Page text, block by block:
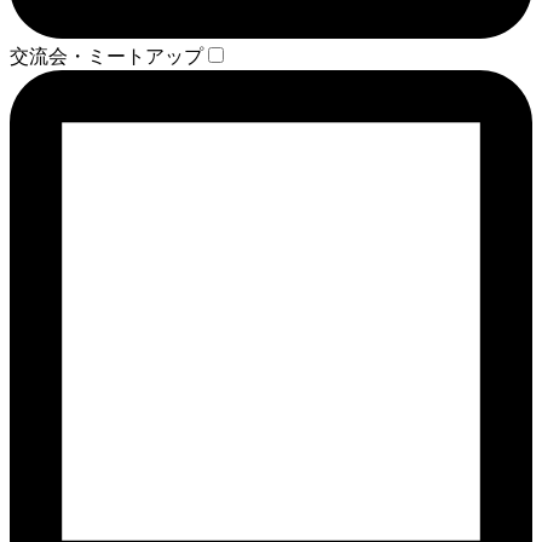
交流会・ミートアップ